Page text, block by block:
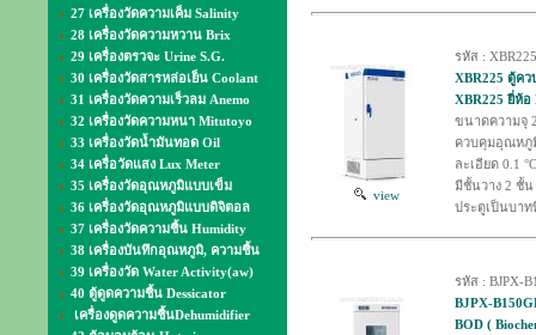
27 เครื่องวัดความเค็ม Salinity
28 เครื่องวัดความหวาน Brix
29 เครื่องตรวจะ Urine S.G.
30 เครื่องวัดสารหล่อเย็น Coolant
31 เครื่องวัดความเร็วลม Anemo
32 เครื่องวัดความหนา Mitutoyo
33 เครื่องวัดน้ำมันทอด Oil
34 เครื่อวัดแสง Lux Meter
35 เครื่องวัดอุณหภูมิแบบเข็ม
36 เครื่องวัดอุณหภูมิแบบดิจิตอล
37 เครื่องวัดความชื้น Humidity
38 เครื่องบันทึกอุณหภูมิ, ความชื้น
39 เครื่องวัด Water Activity(aw)
40 ตู้ดูดความชื้น Dessicator
เครื่องดูดความชื้นDehumidifier
view
รหัส : XBR225
XBR225 ตู้ค
XBR225 ยี่ห้อ
ขนาดความจุ
ควบคุมอุณหภูมิ
ละเอียด 0.1 °C
มีชั้นวาง 2 ชั้น
ประตูเป็นบาท
รหัส : BJPX-
BJPX-
BOD (